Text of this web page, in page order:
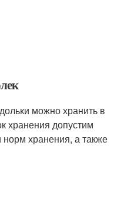
можно хранить в
хранения допустим
хранения, а также